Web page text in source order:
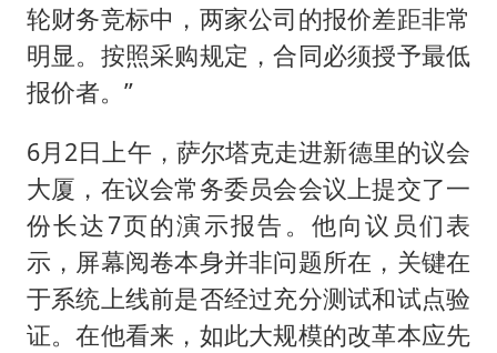
轮财务竞标中，两家公司的报价差距非常
明显。按照采购规定，合同必须授予最低
报价者。”
6月2日上午，萨尔塔克走进新德里的议会
大厦，在议会常务委员会会议上提交了一
份长达7页的演示报告。他向议员们表
示，屏幕阅卷本身并非问题所在，关键在
于系统上线前是否经过充分测试和试点验
证。在他看来，如此大规模的改革本应先